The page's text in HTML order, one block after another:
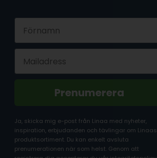
Prenumerera
Ja, skicka mig e-post från Linaa med nyheter,
inspiration, erbjudanden och tävlingar om Linaas
produktsortiment. Du kan enkelt avsluta
prenumerationen när som helst. Genom att